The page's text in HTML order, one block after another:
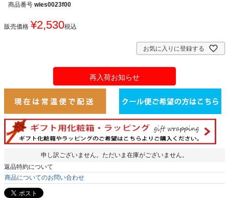
商品番号 wies0023f00
販売価格 ¥2,530税込
お気に入りに登録する
再入荷お知らせ
申し訳ございません。ただいま在庫がございません。
返品特約について
商品についてのお問い合わせ